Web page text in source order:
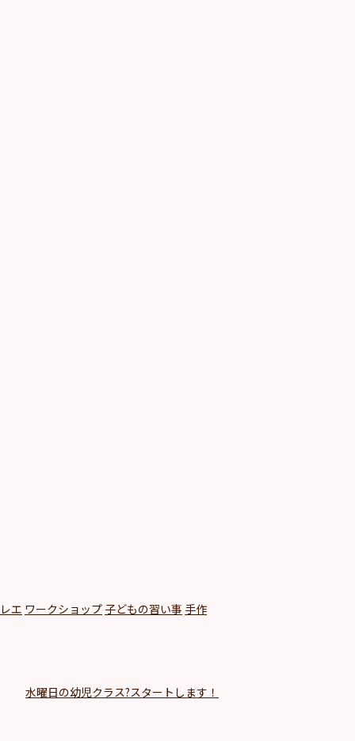
エ ワークショップ 子どもの習い事 手作
水曜日の幼児クラス?スタートします！